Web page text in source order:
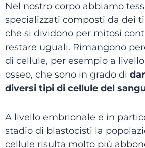
Nel nostro corpo abbiamo
specializzati composti da dei
che si dividono per mitosi
restare uguali. Rimangono
di cellule, per esempio a
osseo, che sono in grado di
diversi tipi di cellule del
A livello embrionale e in
stadio di blastocisti la
cellule risulta molto più